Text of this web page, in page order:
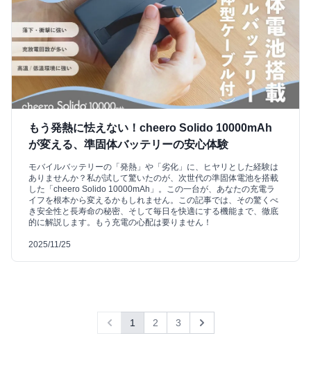
もう発熱に怯えない！cheero Solido 10000mAh
が変える、準固体バッテリーの安心体験
モバイルバッテリーの「発熱」や「劣化」に、ヒヤリとした経験は
ありませんか？私が試して驚いたのが、次世代の準固体電池を搭載
した「cheero Solido 10000mAh」。この一台が、あなたの充電ラ
イフを根本から変えるかもしれません。この記事では、その驚くべ
き安全性と長寿命の秘密、そして毎日を快適にする機能まで、徹底
的に解説します。もう充電の心配は要りません！
2025/11/25
Previous
1 2 3 Next